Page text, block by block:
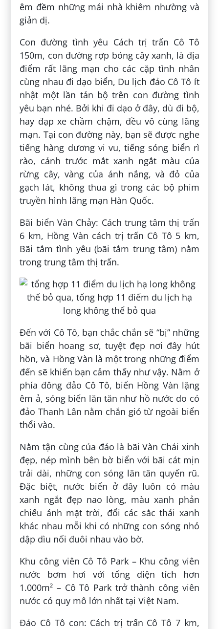
êm đềm những mái nhà khiêm nhường và
giản dị.
Con đường tình yêu Cách trị trấn Cô Tô
150m, con đường rợp bóng cây xanh, là địa
điểm rất lãng mạn cho các cặp tình nhân
cùng nhau đi dạo biển, Du lịch đảo Cô Tô ít
nhật một lần tản bộ trên con đường tình
yêu bạn nhé. Bởi khi đi dạo ở đây, dù đi bộ,
hay đạp xe chầm chậm, đều vô cùng lãng
mạn. Tại con đường này, bạn sẽ được nghe
tiếng hàng dương vi vu, tiếng sóng biển rì
rào, cảnh trước mắt xanh ngắt màu của
rừng cây, vàng của ánh nắng, và đỏ của
gạch lát, không thua gì trong các bộ phim
truyền hình lãng mạn Hàn Quốc.
Bãi biển Vàn Chảy: Cách trung tâm thị trấn
6 km, Hồng Vàn cách trị trấn Cô Tô 5 km,
Bãi tắm tình yêu (bãi tắm trung tâm) nằm
trong trung tâm thị trấn.
Đến với Cô Tô, bạn chắc chắn sẽ “bị” những
bãi biển hoang sơ, tuyệt đẹp nơi đây hút
hồn, và Hồng Vàn là một trong những điểm
đến sẽ khiến bạn cảm thấy như vậy. Nằm ở
phía đông đảo Cô Tô, biển Hồng Vàn lặng
êm ả, sóng biển lăn tăn như hồ nước do có
đảo Thanh Lân nằm chắn gió từ ngoài biển
thổi vào.
Nằm tận cùng của đảo là bãi Vàn Chải xinh
đẹp, nép mình bên bờ biển với bãi cát mịn
trải dài, những con sóng lăn tăn quyến rũ.
Đặc biệt, nước biển ở đây luôn có màu
xanh ngắt đẹp nao lòng, màu xanh phản
chiếu ánh mặt trời, đổi các sắc thái xanh
khác nhau mỗi khi có những con sóng nhỏ
dập dìu nối đuôi nhau vào bờ.
Khu công viên Cô Tô Park – Khu công viên
nước bơm hơi với tổng diện tích hơn
1.000m² – Cô Tô Park trở thành công viên
nước có quy mô lớn nhất tại Việt Nam.
Đảo Cô Tô con: Cách trị trấn Cô Tô 7 km,